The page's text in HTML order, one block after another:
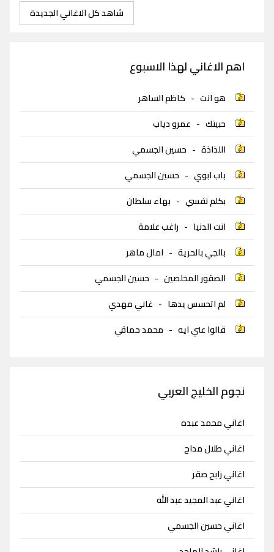
شاهد كل الاغاني الجديدة
اهم الاغاني لهذا الاسبوع
هو انت - كاظم الساهر
حبيتك - عمرو دياب
اللذاذة - حسين الجسمي
باب ابوي - حسين الجسمي
بكلم نفسي - بهاء سلطان
انت الدنيا - راغب علامة
بالجي بالحرية - امال ماهر
الصقور المخلصين - حسين الجسمي
لم اتحسس يدها - غاني مهدي
قالوا عني ايه - محمد حماقي
نجوم الخليج العربي
اغاني محمد عبده
اغاني طلال مداح
اغاني رابح صقر
اغاني عبد المجيد عبد الله
اغاني حسين الجسمي